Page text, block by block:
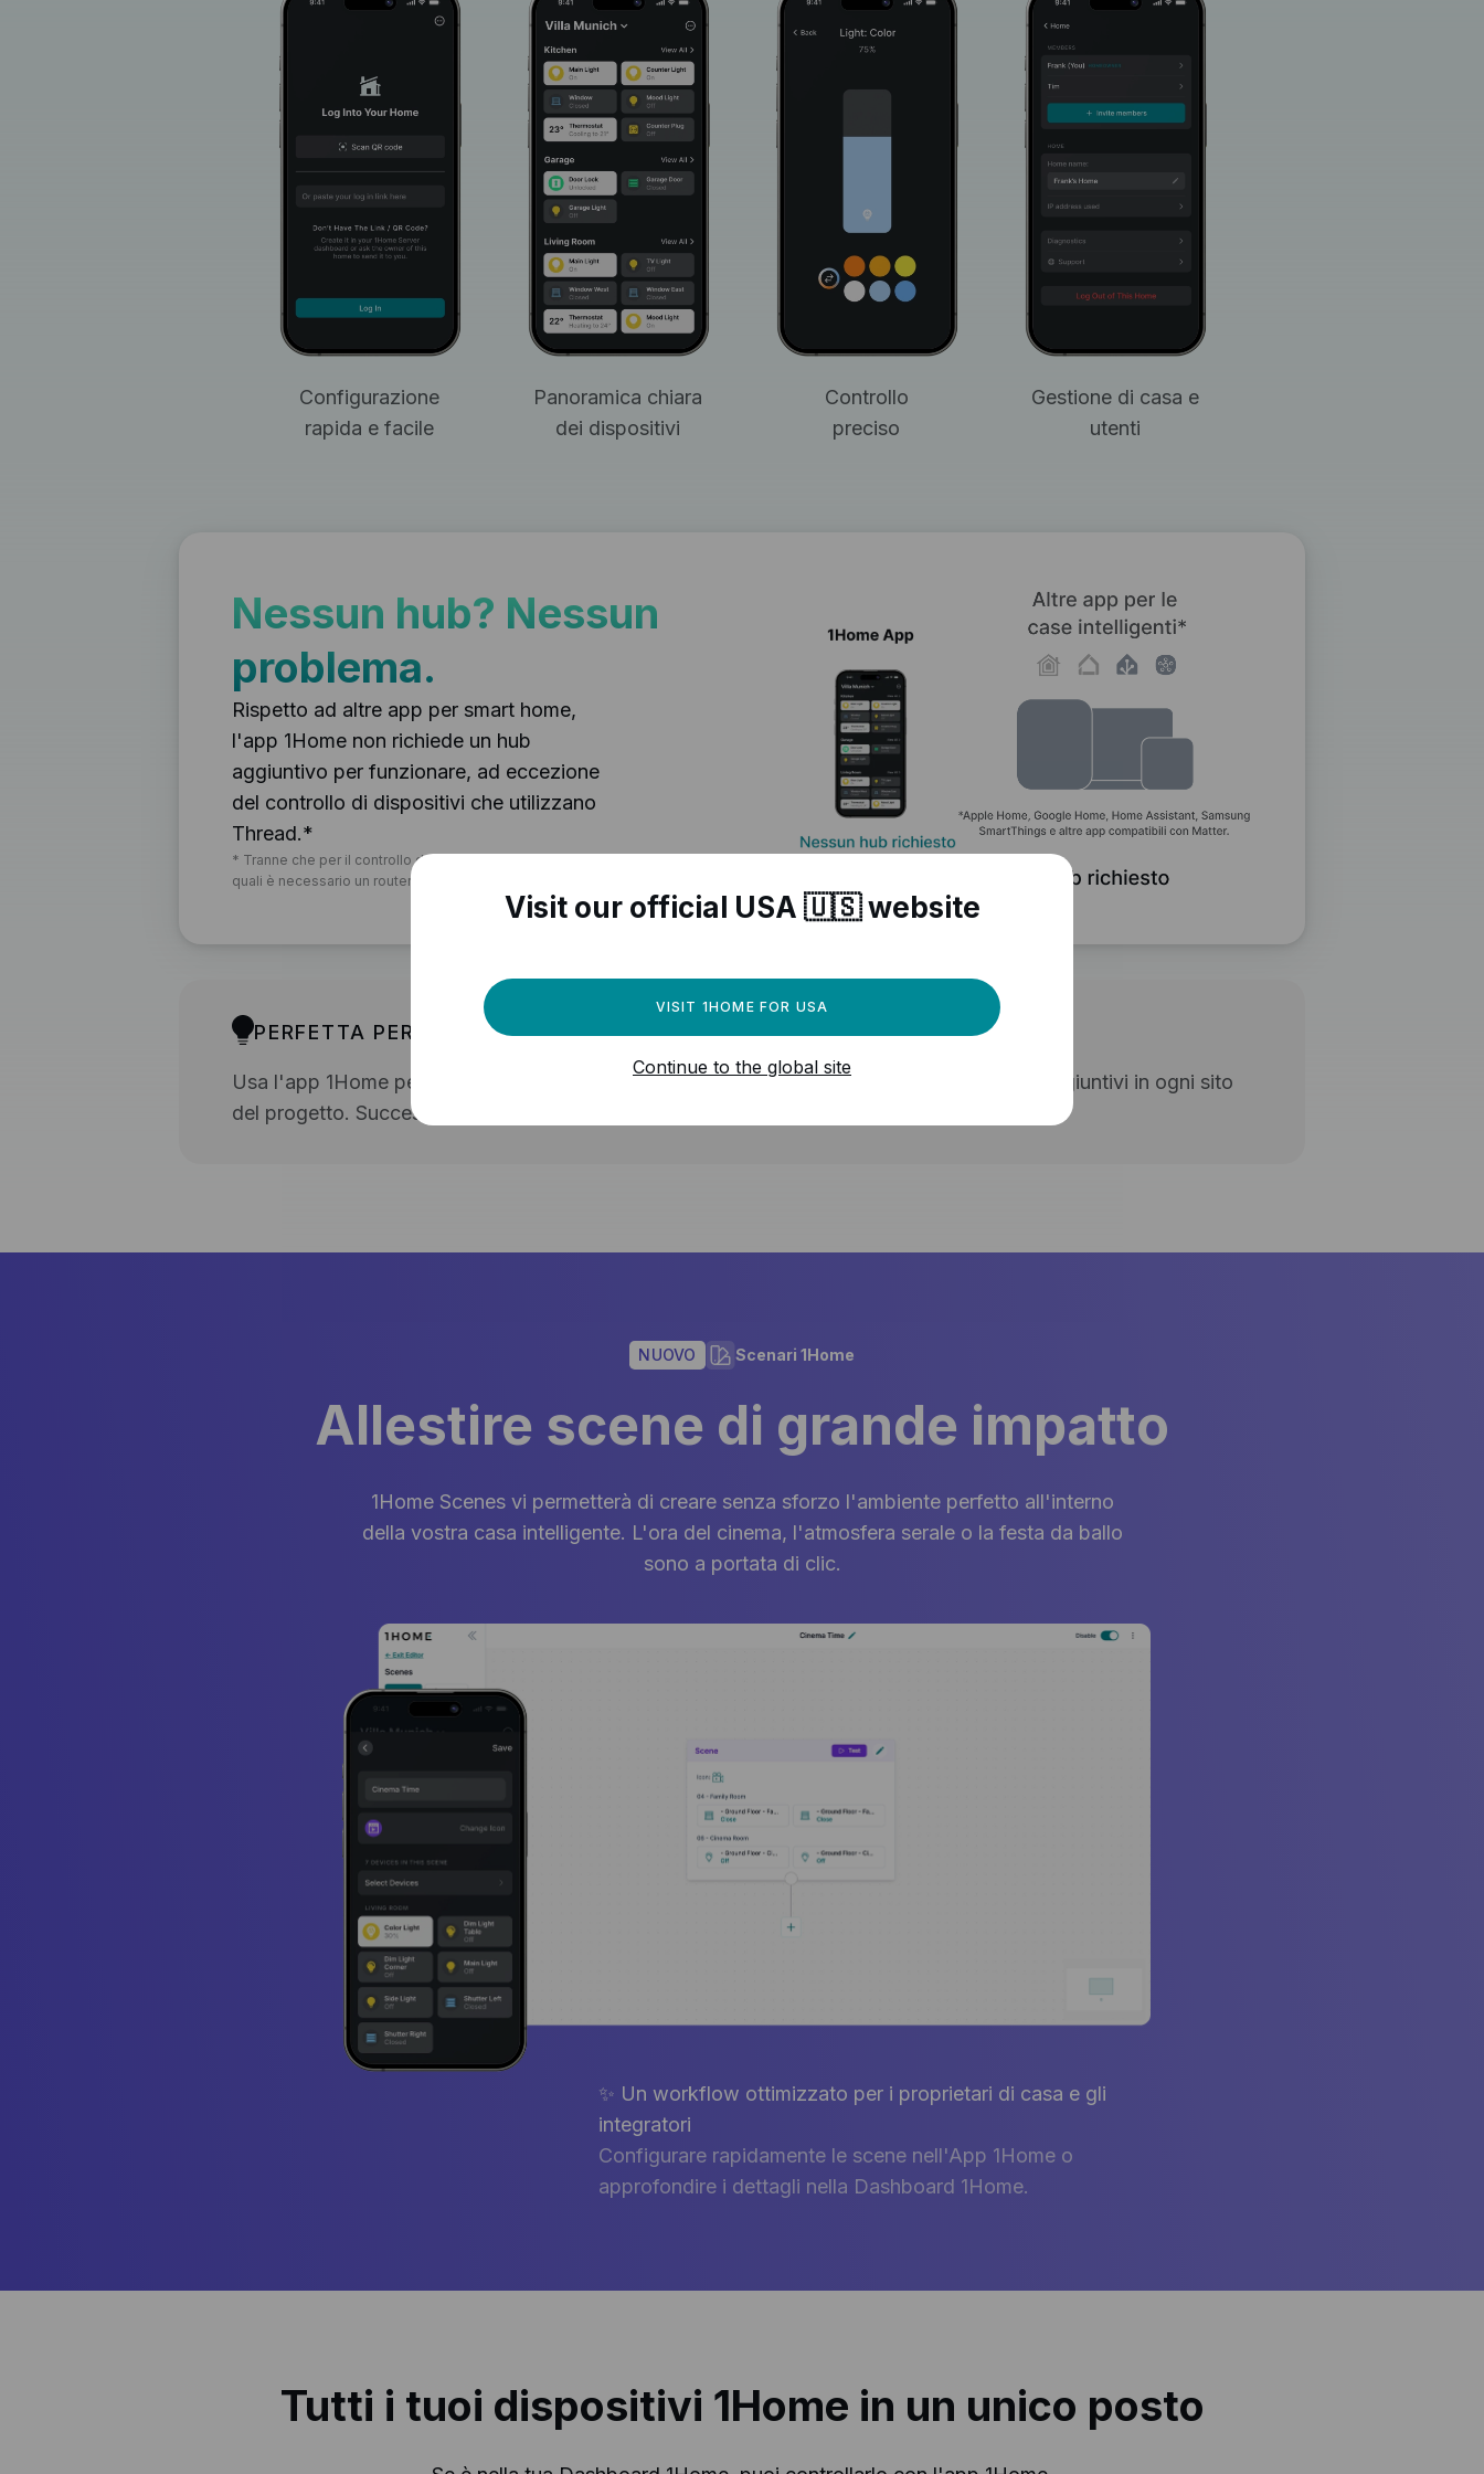
Configurazione
rapida e facile
Panoramica chiara
dei dispositivi
Controllo
preciso
Gestione di casa e
utenti
Nessun hub? Nessun
problema.
Rispetto ad altre app per smart home,
l'app 1Home non richiede un hub
aggiuntivo per funzionare, ad eccezione
del controllo di dispositivi che utilizzano
Thread.*
* Tranne che per il controllo dei dispositivi Thread, per i
quali è necessario un router Thread Border.
PERFETTA PER INTEGRATORI DI SMART HOME
Usa l'app 1Home per testare le configurazioni senza dover acquistare e configurare hub aggiuntivi in ogni sito
del progetto. Successivamente, il cliente può passare a un'altra app e hub per smart home.
NUOVO Scenari 1Home
Allestire scene di grande impatto
1Home Scenes vi permetterà di creare senza sforzo l'ambiente perfetto all'interno
della vostra casa intelligente. L'ora del cinema, l'atmosfera serale o la festa da ballo
sono a portata di clic.
✨ Un workflow ottimizzato per i proprietari di casa e gli
integratori
Configurare rapidamente le scene nell'App 1Home o
approfondire i dettagli nella Dashboard 1Home.
Tutti i tuoi dispositivi 1Home in un unico posto
Visit our official USA 🇺🇸 website
VISIT 1HOME FOR USA
Continue to the global site